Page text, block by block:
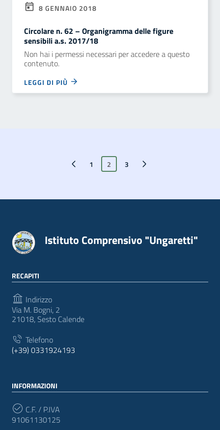
8 GENNAIO 2018
Circolare n. 62 – Organigramma delle figure
sensibili a.s. 2017/18
Non hai i permessi necessari per accedere a questo
contenuto.
LEGGI DI PIÙ
Pagina precedente
1 2 3
Pagina successiva
Istituto Comprensivo "Ungaretti"
RECAPITI
Indirizzo
Via M. Bogni, 2
21018, Sesto Calende
Telefono
(+39) 0331924193
INFORMAZIONI
C.F. / P.IVA
91061130125